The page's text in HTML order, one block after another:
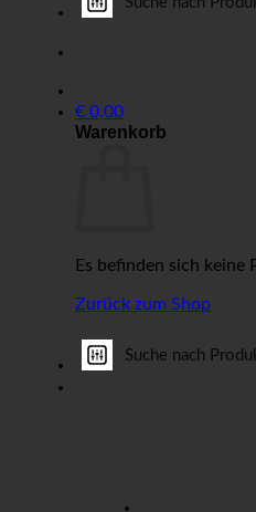
€ 0,00
Warenkorb
Es befinden sich
Zurück zum Shop